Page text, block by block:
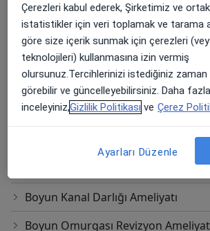
Beyin Anevrizması Onarımı
Beyin Pili Programlanması
Beyin Tümörlerinin Mikrocerrahi İle
Beyin Tümörü Ameliyatları
Bilgisayarlı Tomografi Taraması(Bt)
Boyun Kanal Darlığı Ameliyatı
Boyun Omurgası Revizyon
Çerezleri kabul ederek, Şirketimiz ve
istatistikler için veri toplamak ve tarama
göre size içerik sunmak için çerezleri
teknolojileri) kullanmasına izin vermiş
olursunuz.Tercihlerinizi istediğiniz zaman
görebilir ve güncelleyebilirsiniz. Daha
inceleyiniz,Gizlilik Politikası ve Çerez
Ayarları Düzenle